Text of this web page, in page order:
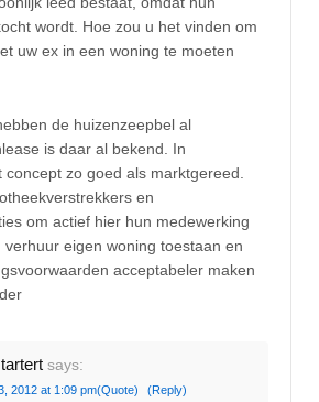
wordt. Hoe zou u het vinden om
uw ex in een woning te moeten
de huizenzeepbel al
is daar al bekend. In
concept zo goed als marktgereed.
en
om actief hier hun medewerking
eigen woning toestaan en
acceptabeler maken
says:
2012 at 1:09 pm(Quote) (Reply)